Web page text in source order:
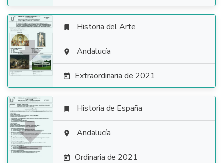

 Historia del Arte
 Andalucía
 Extraordinaria de 2021

 Historia de España
 Andalucía
 Ordinaria de 2021